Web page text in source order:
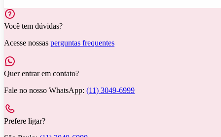
Você tem dúvidas?
Acesse nossas perguntas frequentes
Quer entrar em contato?
Fale no nosso WhatsApp: (11) 3049-6999
Prefere ligar?